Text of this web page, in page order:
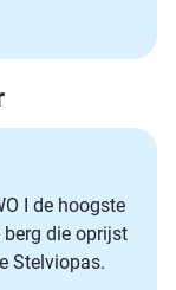
I de hoogste
berg die oprijst
Stelviopas.